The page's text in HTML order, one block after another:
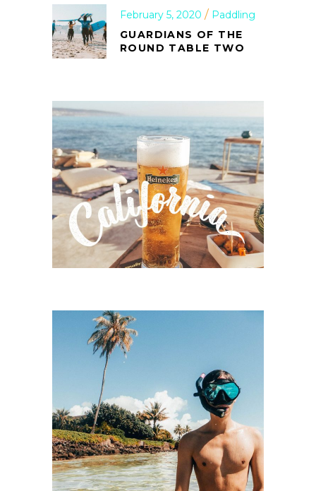
February 5, 2020
Paddling
GUARDIANS OF THE
ROUND TABLE TWO